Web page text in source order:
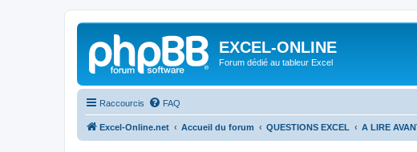
EXCEL-ONLINE
Forum dédié au tableur Excel
Raccourcis FAQ
Excel-Online.net Accueil du forum QUESTIONS EXCEL A LIRE